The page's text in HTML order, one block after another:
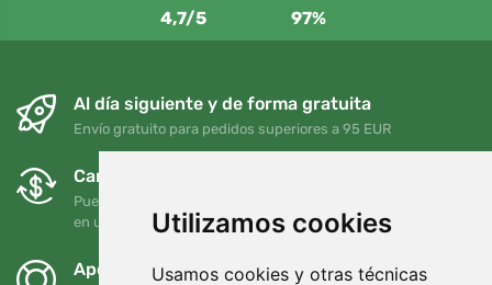
Utilizamos cookies
Usamos cookies y otras técnicas
4,7/5 97%
Al día siguiente y de forma gratuita
Envío gratuito para pedidos superiores a 95 EUR
Cambios y devoluciones gratuitos
Puede devolver o cambiar su pedido en cualquier momento
en un plazo de 90 días
Apoyamos a Trees.org